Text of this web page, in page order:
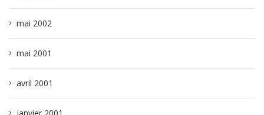
mai 2002
mai 2001
avril 2001